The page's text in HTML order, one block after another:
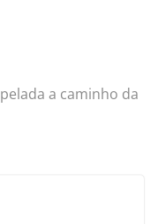
a caminho da